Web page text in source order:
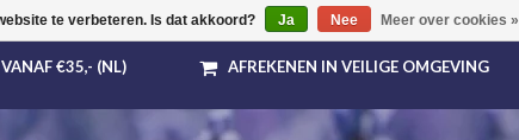
€35,- (NL) AFREKENEN IN VEILIGE OMGEVING
te verbeteren. Is dat akkoord? Ja Nee Meer over cookies »